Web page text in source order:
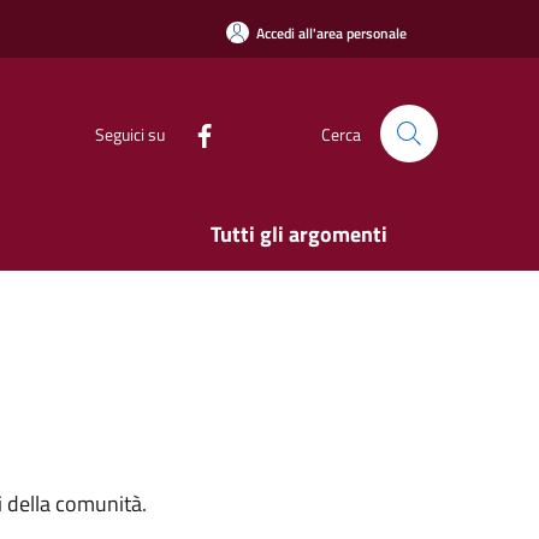
Accedi all'area personale
Seguici su Cerca
Tutti gli argomenti
della comunità.